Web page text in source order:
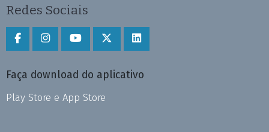
Redes Sociais
Faça download do aplicativo
Play Store e App Store